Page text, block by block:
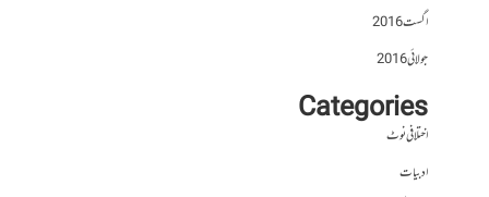
اگست 2016
جولائی 2016
Categories
اختلافی نوٹ
ادبیات